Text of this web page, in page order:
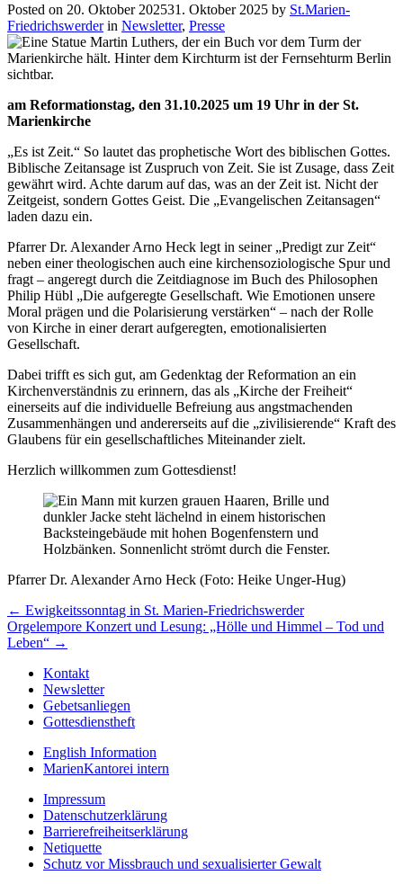
Posted on 20. Oktober 202531. Oktober 2025 by St.Marien-
Friedrichswerderin Newsletter, Presse
am Reformationstag, den 31.10.2025 um 19 Uhr in der St.
Marienkirche
„Es ist Zeit.“ So lautet das prophetische Wort des biblischen Gottes.
Biblische Zeitansage ist Zuspruch von Zeit. Sie ist Zusage, dass Zeit
gewährt wird. Achte darum auf das, was an der Zeit ist. Nicht der
Zeitgeist, sondern Gottes Geist. Die „Evangelischen Zeitansagen“
laden dazu ein.
Pfarrer Dr. Alexander Arno Heck legt in seiner „Predigt zur Zeit“
neben einer theologischen auch eine kirchensoziologische Spur und
fragt – angeregt durch die Zeitdiagnose im Buch des Philosophen
Philip Hübl „Die aufgeregte Gesellschaft. Wie Emotionen unsere
Moral prägen und die Polarisierung verstärken“ – nach der Rolle
von Kirche in einer derart aufgeregten, emotionalisierten
Gesellschaft.
Dabei trifft es sich gut, am Gedenktag der Reformation an ein
Kirchenverständnis zu erinnern, das als „Kirche der Freiheit“
einerseits auf die individuelle Befreiung aus angstmachenden
Zusammenhängen und andererseits auf die „zivilisierende“ Kraft des
Glaubens für ein gesellschaftliches Miteinander zielt.
Herzlich willkommen zum Gottesdienst!
Pfarrer Dr. Alexander Arno Heck (Foto: Heike Unger-Hug)
Beitragsnavigation
← Ewigkeitssonntag in St. Marien-Friedrichswerder
Orgelempore Konzert und Lesung: „Hölle und Himmel – Tod und
Leben“ →
Kontakt
Newsletter
Gebetsanliegen
Gottesdienstheft
English Information
MarienKantorei intern
Impressum
Datenschutzerklärung
Barrierefreiheitserklärung
Netiquette
Schutz vor Missbrauch und sexualisierter Gewalt